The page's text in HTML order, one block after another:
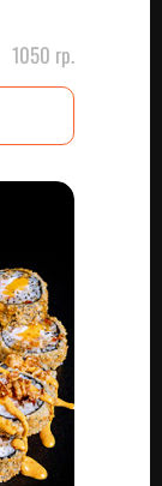
1050 гр.